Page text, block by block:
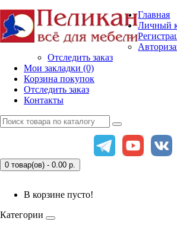
Главная
Личный
Отследить заказ
Мои закладки (0)
Корзина покупок
Отследить заказ
Контакты
0 товар(ов) - 0.00 р.
В корзине пусто!
Категории